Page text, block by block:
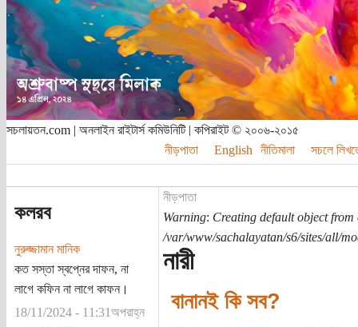
সচলায়তন.com | অনলাইন রাইটার্স কমিউনিটি | কপিরাইট © ২০০৬-২০১৫
নীড়পাতা
English নীতিমালা সচলে
কলরব
নুরুজ্জামান মানিক
কত সস্তা স্বপ্নের দাফন, না
লাগে কফিন না লাগে কাফন।
18/11/2024 - 11:31অপরাহ্ন
নীড়পাতা
Warning: Creating default object from
/var/www/sachalayatan/s6/sites/all/
নারী
বানানই কি সব?